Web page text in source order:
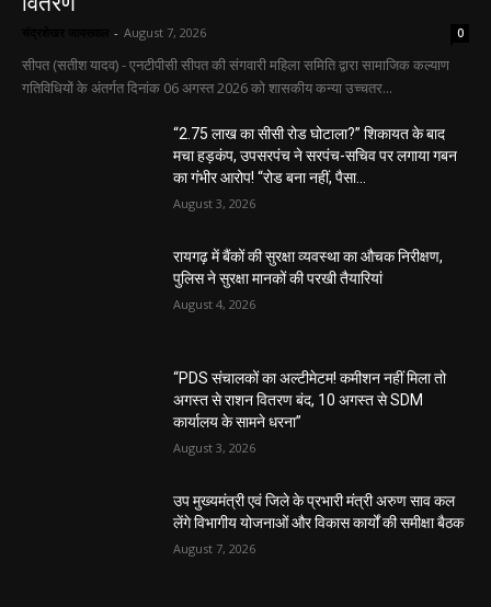
- August 7, 2026 0
सीपत (सतीश यादव) - एनटीपीसी सीपत की संगवारी महिला समिति द्वारा सामाजिक कल्याण
गतिविधियों के अंतर्गत दिनांक 06 अगस्त 2026 को शासकीय कन्या उच्चतर...
“2.75 लाख का सीसी रोड घोटाला?” शिकायत के बाद
मचा हड़कंप, उपसरपंच ने सरपंच-सचिव पर लगाया गबन
का गंभीर आरोप! “रोड बना नहीं, पैसा...
August 3, 2026
रायगढ़ में बैंकों की सुरक्षा व्यवस्था का औचक निरीक्षण,
पुलिस ने सुरक्षा मानकों की परखी तैयारियां
August 4, 2026
“PDS संचालकों का अल्टीमेटम! कमीशन नहीं मिला तो
अगस्त से राशन वितरण बंद, 10 अगस्त से SDM
कार्यालय के सामने धरना”
August 3, 2026
उप मुख्यमंत्री एवं जिले के प्रभारी मंत्री अरुण साव कल
लेंगे विभागीय योजनाओं और विकास कार्यों की समीक्षा बैठक
August 7, 2026